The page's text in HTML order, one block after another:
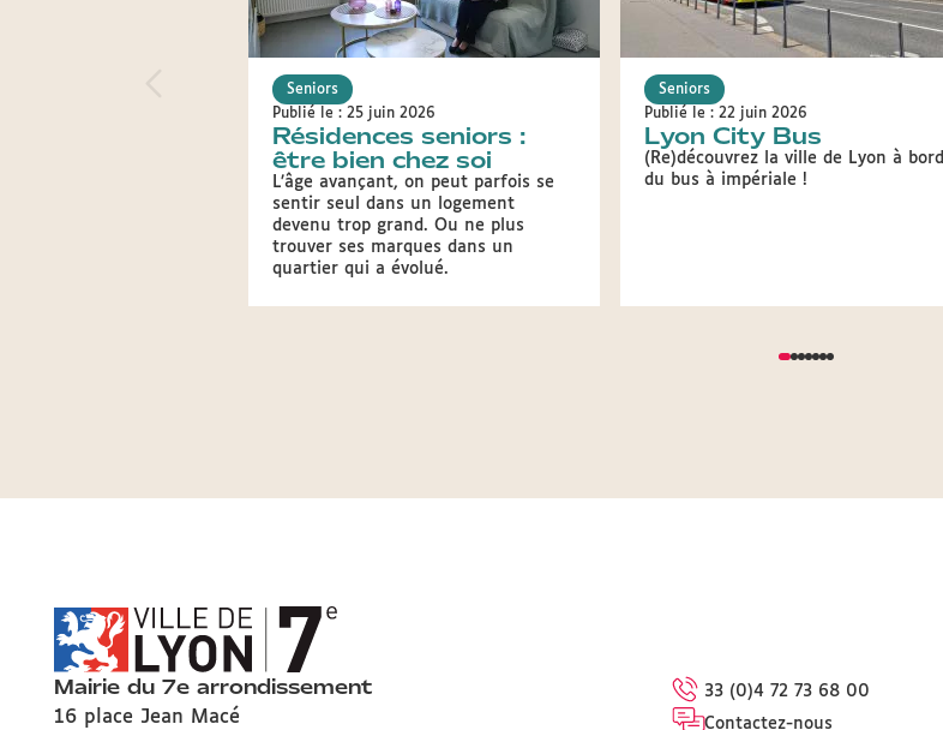
Seniors
Publié le : 25 juin 2026
Résidences seniors :
être bien chez soi
L’âge avançant, on peut parfois se
sentir seul dans un logement
devenu trop grand. Ou ne plus
trouver ses marques dans un
quartier qui a évolué.
Seniors
Publié le : 22 juin 2026
Lyon City Bus
(Re)découvrez la ville de Lyon à bord
du bus à impériale !
Mairie du 7e arrondissement
16 place Jean Macé
33 (0)4 72 73 68 00
Contactez-nous